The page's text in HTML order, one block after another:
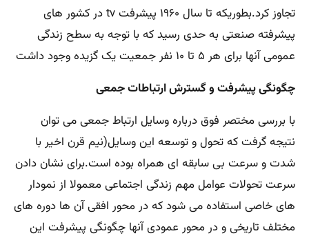
تجاوز کرد.بطوریکه تا سال ۱۹۶۰ پیشرفت tv در کشور های
پیشرفته صنعتی به حدی رسید که با توجه به سطح زندگی
عمومی آنها برای هر ۵ تا ۱۰ نفر جمعیت یک گزیده وجود داشت
چگونگی پیشرفت و گسترش ارتباطات جمعی
با بررسی مختصر فوق درباره وسایل ارتباط جمعی می توان
نتیجه گرفت که تحول و توسعه این وسایل(نیم قرن اخیر با
شدت و سرعت بی سابقه ای همراه بوده است.برای نشان دادن
سرعت تحولات عوامل مهم زندگی اجتماعی معمولا از نمودار
های خاصی استفاده می شود که در محور افقی آن ها دوره های
مختلف تاریخی و در محور عمودی آنها چگونگی پیشرفت این